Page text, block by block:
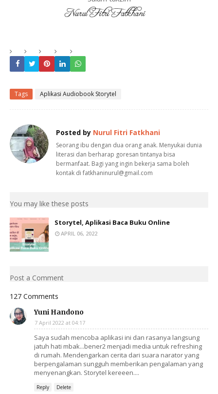
Tags Aplikasi Audiobook Storytel
Posted by Nurul Fitri Fatkhani
Seorang ibu dengan dua orang anak. Menyukai dunia
literasi dan berharap goresan tintanya bisa
bermanfaat. Bagi yang ingin bekerja sama boleh
kontak di fatkhaninurul@gmail.com
You may like these posts
Storytel, Aplikasi Baca Buku Online
APRIL 06, 2022
Post a Comment
127 Comments
Yuni Handono
7 April 2022 at 04:17
Saya sudah mencoba aplikasi ini dan rasanya langsung
jatuh hati mbak...bener2 menjadi media untuk refreshing
di rumah. Mendengarkan cerita dari suara narator yang
berpengalaman sungguh memberikan pengalaman yang
menyenangkan. Storytel kereeen....
Reply Delete